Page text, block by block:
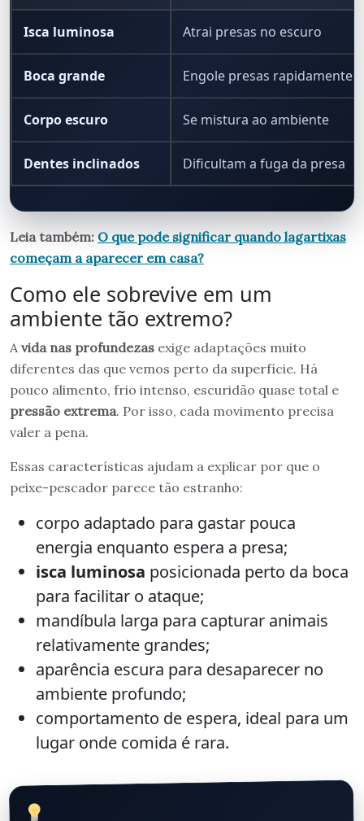
Isca luminosa Atrai presas no escuro
Boca grande Engole presas rapidamente
Corpo escuro Se mistura ao ambiente
Dentes inclinados Dificultam a fuga da presa
Leia também: O que pode significar quando lagartixas
começam a aparecer em casa?
Como ele sobrevive em um
ambiente tão extremo?
A vida nas profundezas exige adaptações muito
diferentes das que vemos perto da superfície. Há
pouco alimento, frio intenso, escuridão quase total e
pressão extrema. Por isso, cada movimento precisa
valer a pena.
Essas características ajudam a explicar por que o
peixe-pescador parece tão estranho:
corpo adaptado para gastar pouca
energia enquanto espera a presa;
isca luminosa posicionada perto da boca
para facilitar o ataque;
mandíbula larga para capturar animais
relativamente grandes;
aparência escura para desaparecer no
ambiente profundo;
comportamento de espera, ideal para um
lugar onde comida é rara.